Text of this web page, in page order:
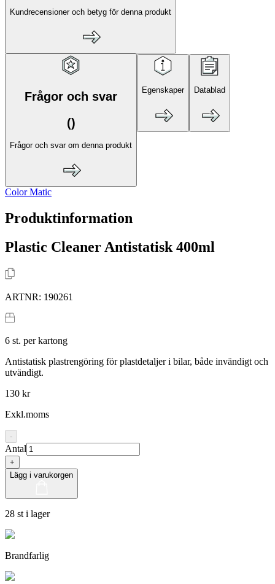
Kundrecensioner och betyg för denna produkt
Frågor och svar
()
Frågor och svar om denna produkt
Egenskaper Datablad
Color Matic
Produktinformation
Plastic Cleaner Antistatisk 400ml
ARTNR: 190261
6 st. per kartong
Antistatisk plastrengöring för plastdetaljer i bilar, både invändigt och
utvändigt.
130 kr
Exkl.moms
-
Antal
+
Lägg i varukorgen
28 st i lager
Brandfarlig